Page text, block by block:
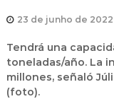
23 de junho de 2022
Tendrá una
toneladas/año. La
millones, señaló
(foto).